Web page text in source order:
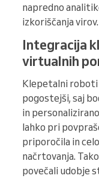
napredno
izkoriščanja virov.
Integracija
virtualnih
Klepetalni roboti
pogostejši, saj
in
lahko pri
priporočila in
načrtovanja.
povečali udobje